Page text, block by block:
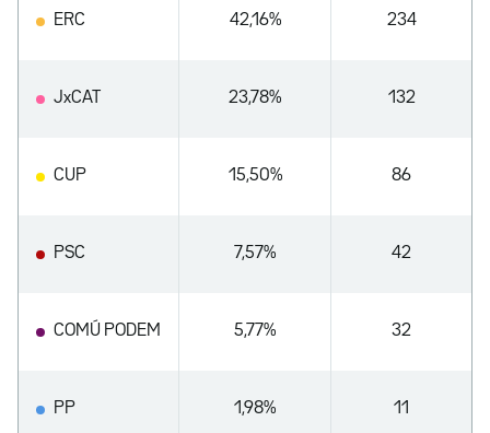
ERC 42,16% 234
JxCAT 23,78% 132
CUP 15,50% 86
PSC 7,57% 42
COMÚ PODEM 5,77% 32
PP 1,98% 11